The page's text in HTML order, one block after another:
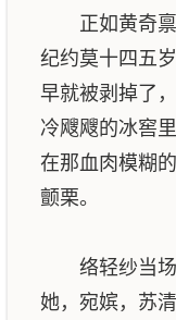
正如黄奇禀
纪约莫十四五
早就被剥掉了
冷飕飕的冰窖
在那血肉模糊
颤栗。
络轻纱当场
她，宛嫔，苏